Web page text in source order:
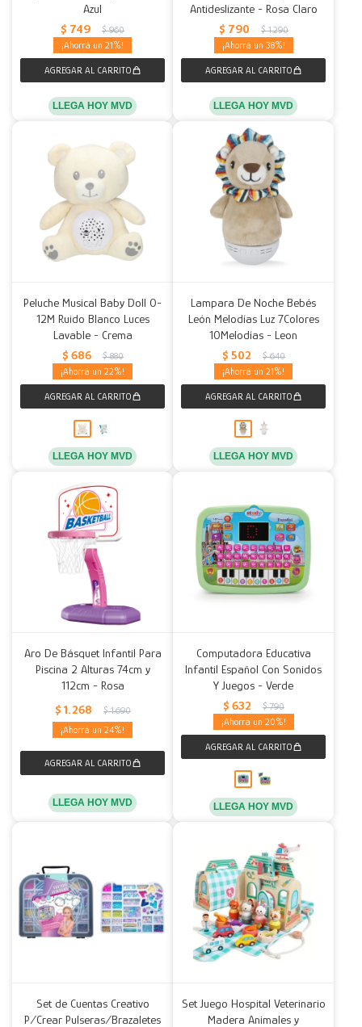
Azul
$ 749 $ 960
21
LLEGA HOY MVD
Antideslizante - Rosa Claro
$ 790 $ 1.290
38
LLEGA HOY MVD
Peluche Musical Baby Doll 0-
12M Ruido Blanco Luces
Lavable - Crema
$ 686 $ 880
22
LLEGA HOY MVD
Lampara De Noche Bebés
León Melodías Luz 7Colores
10Melodías - Leon
$ 502 $ 640
21
LLEGA HOY MVD
Aro De Básquet Infantil Para
Piscina 2 Alturas 74cm y
112cm - Rosa
$ 1.268 $ 1.690
24
LLEGA HOY MVD
Computadora Educativa
Infantil Español Con Sonidos
Y Juegos - Verde
$ 632 $ 790
20
LLEGA HOY MVD
Set de Cuentas Creativo
P/Crear Pulseras/Brazaletes
Set Juego Hospital Veterinario
Madera Animales y